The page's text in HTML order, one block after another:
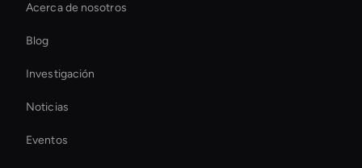
Virtual Events Ai Avatar
Herramienta de edición de vídeo con IA
Live Ai Avatar
Holographic Avatar For Retail Stores
Autonomous Ai Avatar
Acerca de nosotros
Blog
Investigación
Noticias
Eventos